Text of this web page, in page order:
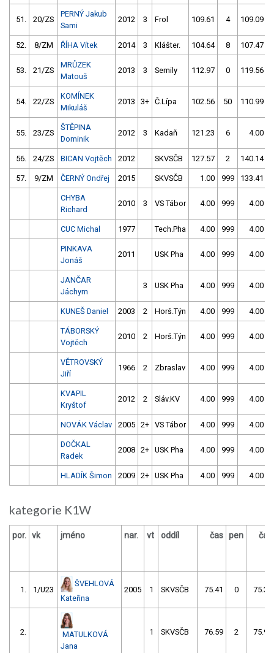
51. 20/ZS
PERNÝ Jakub
Sami
2012 3 Frol 109.61 4 109.09
52. 8/ZM ŘÍHA Vítek 2014 3 Klášter. 104.64 8 107.47
53. 21/ZS
MRŮZEK
Matouš
2013 3 Semily 112.97 0 119.56
54. 22/ZS
KOMÍNEK
Mikuláš
2013 3+ Č.Lípa 102.56 50 110.99
55. 23/ZS
ŠTĚPINA
Dominik
2012 3 Kadaň 121.23 6 4.00
56. 24/ZS BICAN Vojtěch 2012 SKVSČB 127.57 2 140.14
57. 9/ZM ČERNÝ Ondřej 2015 SKVSČB 1.00 999 133.41
CHYBA
Richard
2010 3 VS Tábor 4.00 999 4.00
CUC Michal 1977 Tech.Pha 4.00 999 4.00
PINKAVA
Jonáš
2011 USK Pha 4.00 999 4.00
JANČAR
Jáchym
3 USK Pha 4.00 999 4.00
KUNEŠ Daniel 2003 2 Horš.Týn 4.00 999 4.00
TÁBORSKÝ
Vojtěch
2010 2 Horš.Týn 4.00 999 4.00
VĚTROVSKÝ
Jiří
1966 2 Zbraslav 4.00 999 4.00
KVAPIL
Kryštof
2012 2 Sláv.KV 4.00 999 4.00
NOVÁK Václav 2005 2+ VS Tábor 4.00 999 4.00
DOČKAL
Radek
2008 2+ USK Pha 4.00 999 4.00
HLADÍK Šimon 2009 2+ USK Pha 4.00 999 4.00
kategorie K1W
por. vk jméno nar. vt oddíl čas pen čas
1. 1/U23
ŠVEHLOVÁ
Kateřina
2005 1 SKVSČB 75.41 0 75.32
2.
MATULKOVÁ
Jana
1 SKVSČB 76.59 2 75.99